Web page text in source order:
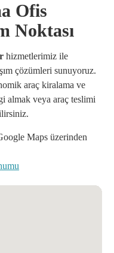
Ofis
Noktası
hizmetlerimiz ile
çözümleri sunuyoruz.
araç kiralama ve
almak veya araç teslimi
Maps üzerinden